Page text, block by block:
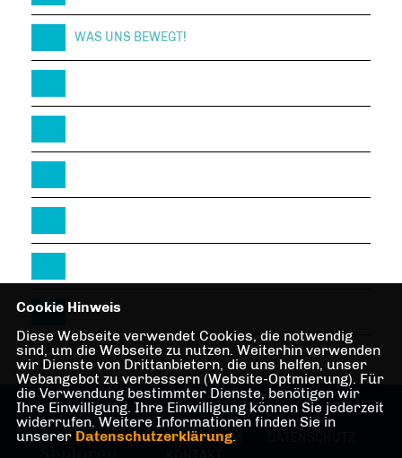
WAS UNS BEWEGT!
IMPRESSUM
Cookie Hinweis
Diese Webseite verwendet Cookies, die notwendig
sind, um die Webseite zu nutzen. Weiterhin verwenden
wir Dienste von Drittanbietern, die uns helfen, unser
Webangebot zu verbessern (Website-Optmierung). Für
die Verwendung bestimmter Dienste, benötigen wir
Ihre Einwilligung. Ihre Einwilligung können Sie jederzeit
widerrufen. Weitere Informationen finden Sie in
unserer Datenschutzerklärung.